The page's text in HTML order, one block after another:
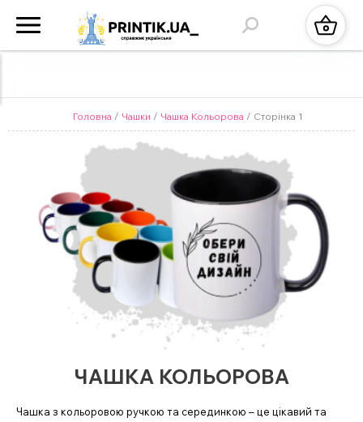
Головна / Чашки / Чашка Кольорова / Сторінка 1
ЧАШКА КОЛЬОРОВА
Чашка з кольоровою ручкою та серединкою – це цікавий та